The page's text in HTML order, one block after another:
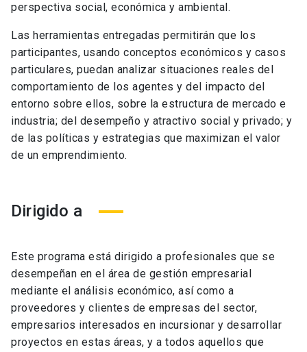
perspectiva social, económica y ambiental.
Las herramientas entregadas permitirán que los
participantes, usando conceptos económicos y casos
particulares, puedan analizar situaciones reales del
comportamiento de los agentes y del impacto del
entorno sobre ellos, sobre la estructura de mercado e
industria; del desempeño y atractivo social y privado; y
de las políticas y estrategias que maximizan el valor
de un emprendimiento.
Dirigido a
Este programa está dirigido a profesionales que se
desempeñan en el área de gestión empresarial
mediante el análisis económico, así como a
proveedores y clientes de empresas del sector,
empresarios interesados en incursionar y desarrollar
proyectos en estas áreas, y a todos aquellos que